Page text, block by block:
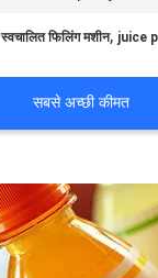
स्वचालित फिलिंग मशीन, juice
सबसे अच्छी कीमत